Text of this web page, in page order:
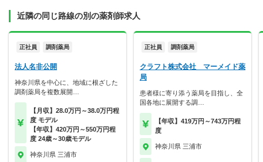
近隣の同じ路線の別の薬剤師求人
正社員 調剤薬局
法人名非公開
神奈川県を中心に、地域に根ざした
調剤薬局を複数展開…
【月収】28.0万円～38.0万円程
度 モデル
【年収】420万円～550万円程
度 24歳～30歳モデル
神奈川県 三浦市
正社員 調剤薬局
クラフト株式会社 マーメイド薬
局
患者様に寄り添う薬局を目指し、全
国各地に展開する調…
【年収】419万円～743万円程
度
神奈川県 三浦市